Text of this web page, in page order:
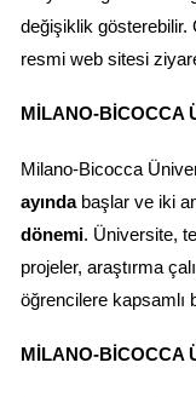
değişiklik gösterebilir.
resmi web sitesi
MILANO-BICOCCA
Milano-Bicocca
ayında başlar ve iki
dönemi. Üniversite,
projeler, araştırma
öğrencilere kapsamlı
MILANO-BICOCCA